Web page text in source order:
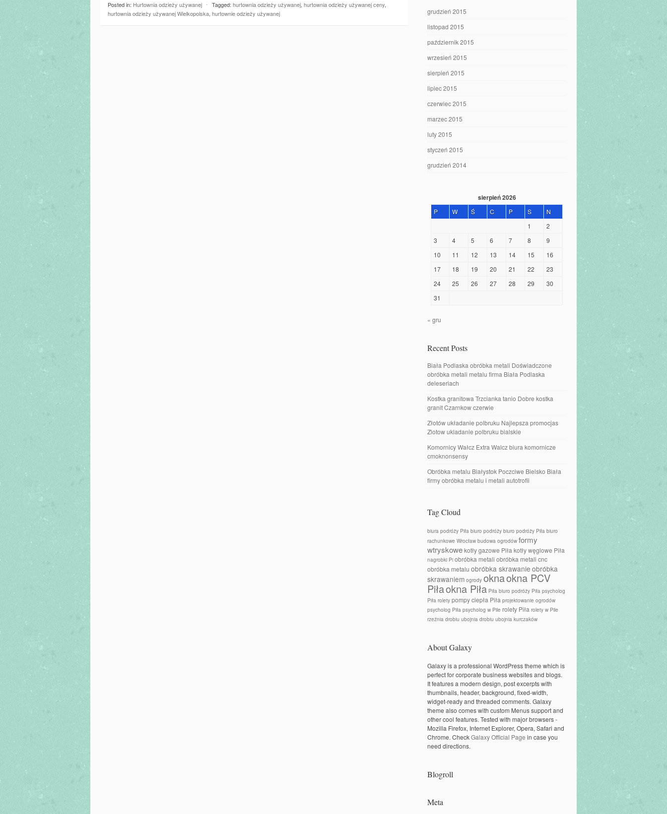
Posted in: Hurtownia odzieży używanej ⋅ Tagged: hurtownia odzieży używanej, hurtownia odzieży używanej ceny,
hurtownia odzieży używanej Wielkopolska, hurtownie odzieży używanej
grudzień 2015
listopad 2015
październik 2015
wrzesień 2015
sierpień 2015
lipiec 2015
czerwiec 2015
marzec 2015
luty 2015
styczeń 2015
grudzień 2014
sierpień 2026
P W Ś C P S
N
1
2
3
4 5 6 7 8
9
10
11 12 13 14 15
16
17
18 19 20 21 22
23
24
25 26 27 28 29
30
31
« gru
Recent Posts
Biała Podlaska obróbka metali Doświadczone
obróbka metali metalu firma Biała Podlaska
deleseriach
Kostka granitowa Trzcianka tanio Dobre kostka
granit Czarnkow czerwie
Złotów układanie polbruku Najlepsza promocjas
Zlotow ukladanie polbruku bialskie
Komornicy Wałcz Extra Walcz biura komornicze
cmoknonsensy
Obróbka metalu Białystok Poczciwe Bielsko Biała
firmy obróbka metalu i metali autotrofii
Tag Cloud
biura podróży Piła biuro podróży biuro podróży Piła biuro
rachunkowe Wrocław budowa ogrodów formy
wtryskowekotły gazowe Piła kotły węglowe Piła
nagrobki Pi obróbka metali obróbka metali cnc
obróbka metalu obróbka skrawanie obróbka
skrawaniem ogrody oknaokna PCV
Piłaokna Piła Piła biuro podróży Piła psycholog
Piła rolety pompy ciepła Piła projektowanie ogrodów
psycholog Piła psycholog w Pile rolety Piła rolety w Pile
rzeźnia drobiu ubojnia drobiu ubojnia kurczaków
About Galaxy
Galaxy is a professional WordPress theme which is
perfect for corporate business websites and blogs.
It features a modern design, post excerpts with
thumbnails, header, background, fixed-width,
widget-ready and threaded comments. Galaxy
theme also comes with custom Menus support and
other cool features. Tested with major browsers -
Mozilla Firefox, Internet Explorer, Opera, Safari and
Chrome. CheckGalaxy Official Page in case you
need directions.
Blogroll
Meta